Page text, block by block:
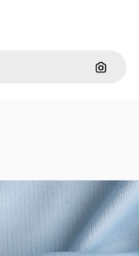
通過圖